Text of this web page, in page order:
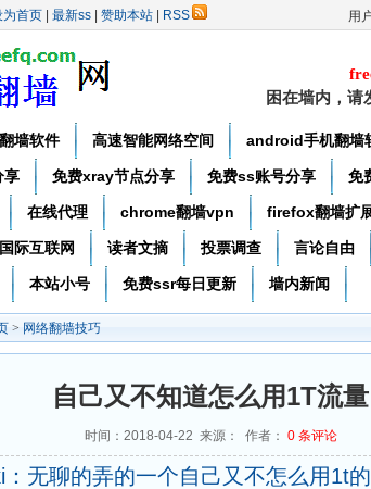
为首页 最新ss 赞助本站 RSS 用
困在墙内，请
墙软件 高速智能网络空间 android手机翻墙
享 免费xray节点分享 免费ss账号分享 免
在线代理 chrome翻墙vpn firefox翻墙扩
国际互联网 读者文摘 投票调查 言论自由
本站小号 免费ssr每日更新 墙内新闻
> 网络翻墙技巧
自己又不知道怎么用1T流量
时间：2018-04-22 来源： 作者： 0 条评论
：无聊的弄的一个自己又不怎么用1t